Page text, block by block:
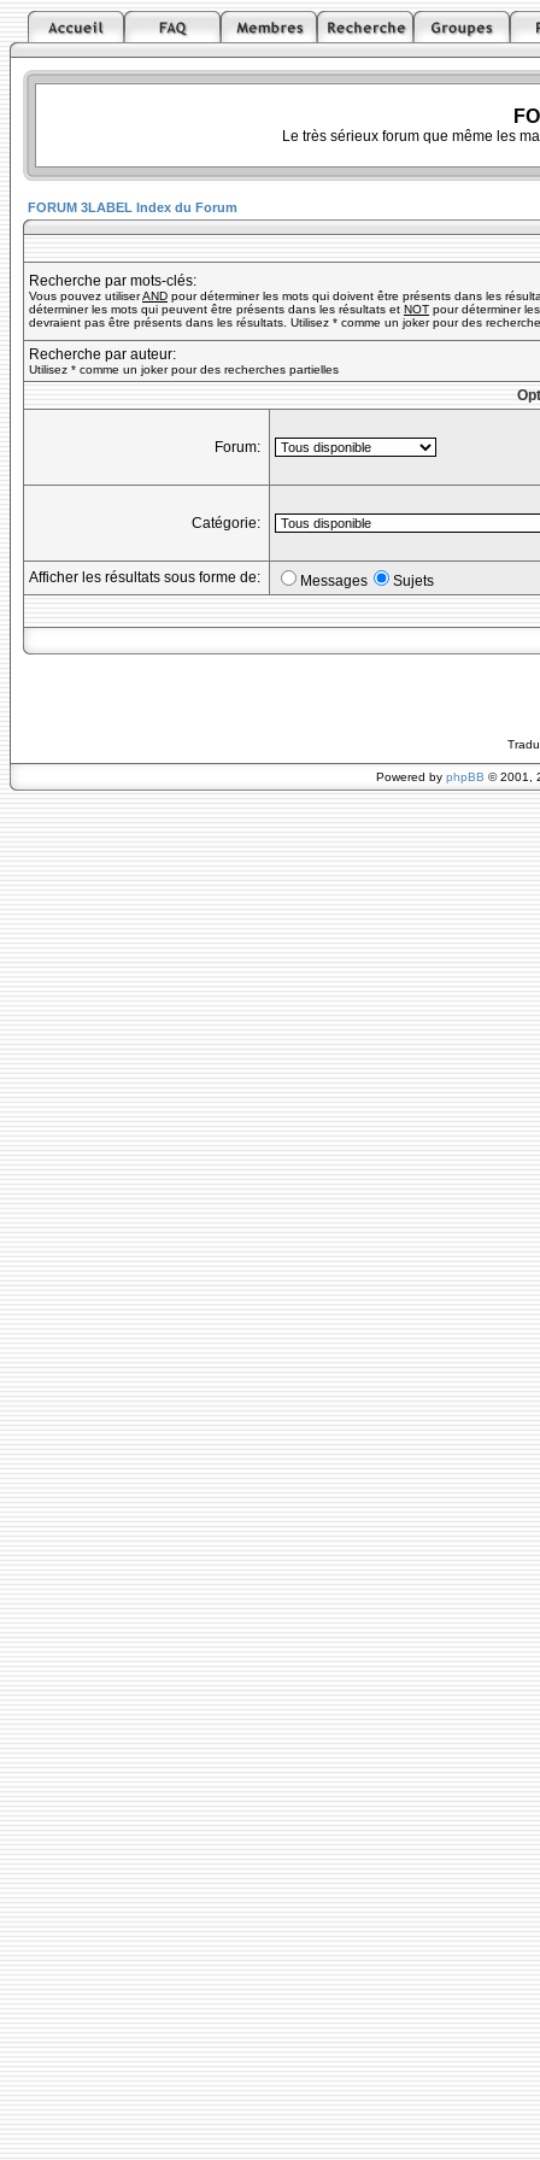
Le très sérieux forum que même les
FORUM 3LABEL Index du Forum
Recherche par mots-clés:
Vous pouvez utiliserAND pour déterminer les mots qui doivent être présents dans les
déterminer les mots qui peuvent être présents dans les résultats et NOT pour déterminer
devraient pas être présents dans les résultats. Utilisez * comme un joker pour des
Recherche par auteur:
Utilisez * comme un joker pour des recherches partielles
Forum:
Catégorie:
Afficher les résultats sous forme de: Messages Sujets
Powered by phpBB © 2001,